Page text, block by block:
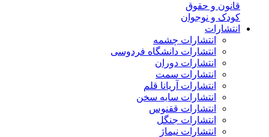
قانون و حقوق
کودک و نوجوان
انتشارات
انتشارات چشمه
انتشارات دانشگاه فردوسی
انتشارات دوران
انتشارات سمت
انتشارات آریانا قلم
انتشارات سایه سخن
انتشارات ققنوس
انتشارات جنگل
انتشارات نیماژ